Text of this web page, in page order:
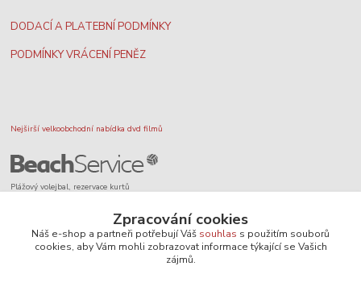
DODACÍ A PLATEBNÍ PODMÍNKY
PODMÍNKY VRÁCENÍ PENĚZ
Nejširší velkoobchodní nabídka dvd filmů
Plážový volejbal, rezervace kurtů
Zpracování cookies
Náš e-shop a partneři potřebují Váš souhlas s použitím souborů
cookies, aby Vám mohli zobrazovat informace týkající se Vašich
zájmů.